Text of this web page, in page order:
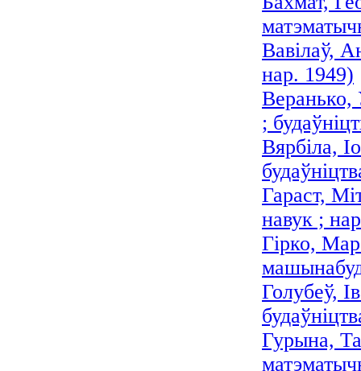
Вавілаў,
нар. 1949)
Веранько,
;
Вярбіла,
Гараст,
навук ;
Гірко,
Голубеў,
Гурына,